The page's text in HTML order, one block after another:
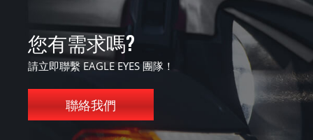
您有需求嗎?
請立即聯繫 EAGLE EYES 團隊！
聯絡我們